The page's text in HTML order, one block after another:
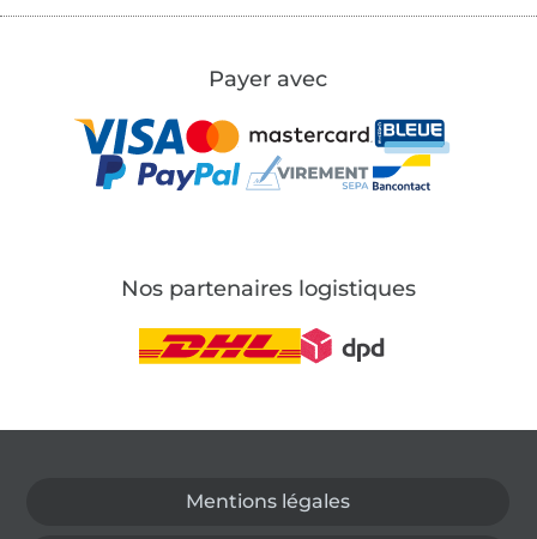
Payer avec
Nos partenaires logistiques
Mentions légales